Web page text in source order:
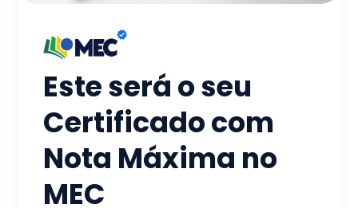
Este será o seu
Certificado com
Nota Máxima no
MEC